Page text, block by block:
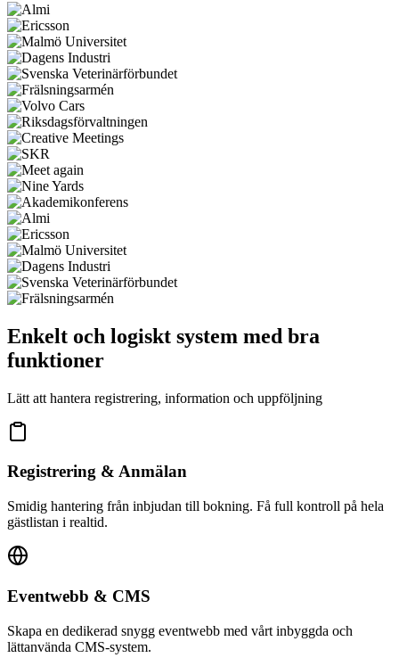
Enkelt och logiskt system med bra
funktioner
Lätt att hantera registrering, information och uppföljning
Registrering & Anmälan
Smidig hantering från inbjudan till bokning. Få full kontroll på hela
gästlistan i realtid.
Eventwebb & CMS
Skapa en dedikerad snygg eventwebb med vårt inbyggda och
lättanvända CMS-system.